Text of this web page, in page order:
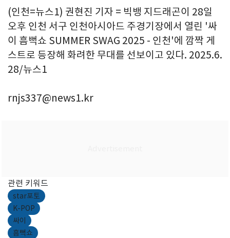
(인천=뉴스1) 권현진 기자 = 빅뱅 지드래곤이 28일
오후 인천 서구 인천아시아드 주경기장에서 열린 '싸
이 흠뻑쇼 SUMMER SWAG 2025 - 인천'에 깜짝 게
스트로 등장해 화려한 무대를 선보이고 있다. 2025.6.
28/뉴스1
rnjs337@news1.kr
관련 키워드
star포토
K-POP
싸이
흠뻑쇼